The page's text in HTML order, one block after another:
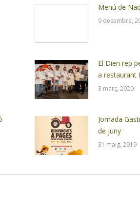
Menú de
9 desembre,
El Dien rep
a restaurant
3 març, 2020
Jornada
de juny
31 maig, 2019